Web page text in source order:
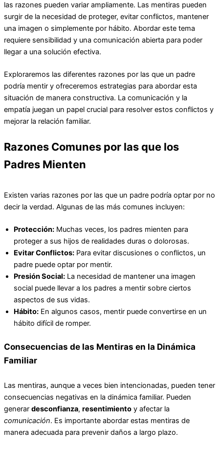
las razones pueden variar ampliamente. Las mentiras pueden
surgir de la necesidad de proteger, evitar conflictos, mantener
una imagen o simplemente por hábito. Abordar este tema
requiere sensibilidad y una comunicación abierta para poder
llegar a una solución efectiva.
Exploraremos las diferentes razones por las que un padre
podría mentir y ofreceremos estrategias para abordar esta
situación de manera constructiva. La comunicación y la
empatía juegan un papel crucial para resolver estos conflictos y
mejorar la relación familiar.
Razones Comunes por las que los
Padres Mienten
Existen varias razones por las que un padre podría optar por no
decir la verdad. Algunas de las más comunes incluyen:
Protección: Muchas veces, los padres mienten para
proteger a sus hijos de realidades duras o dolorosas.
Evitar Conflictos: Para evitar discusiones o conflictos, un
padre puede optar por mentir.
Presión Social: La necesidad de mantener una imagen
social puede llevar a los padres a mentir sobre ciertos
aspectos de sus vidas.
Hábito: En algunos casos, mentir puede convertirse en un
hábito difícil de romper.
Consecuencias de las Mentiras en la Dinámica
Familiar
Las mentiras, aunque a veces bien intencionadas, pueden tener
consecuencias negativas en la dinámica familiar. Pueden
generar desconfianza, resentimiento y afectar la
comunicación. Es importante abordar estas mentiras de
manera adecuada para prevenir daños a largo plazo.